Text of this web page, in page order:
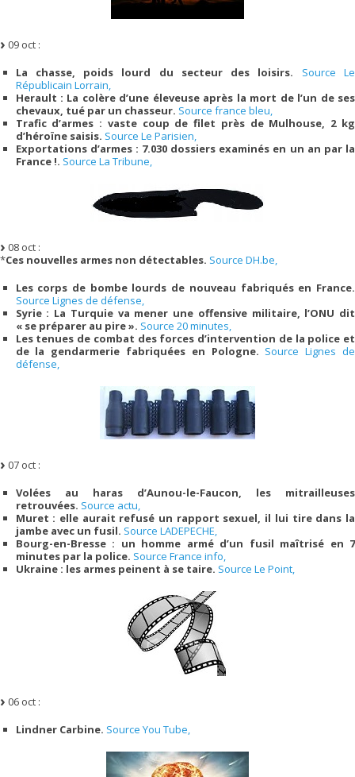
09 oct :
La chasse, poids lourd du secteur des loisirs. Source Le
Républicain Lorrain,
Herault : La colère d’une éleveuse après la mort de l’un de ses
chevaux, tué par un chasseur. Source france bleu,
Trafic d’armes : vaste coup de filet près de Mulhouse, 2 kg
d’héroïne saisis. Source Le Parisien,
Exportations d’armes : 7.030 dossiers examinés en un an par la
France !. Source La Tribune,
08 oct :
*Ces nouvelles armes non détectables. Source DH.be,
Les corps de bombe lourds de nouveau fabriqués en France.
Source Lignes de défense,
Syrie : La Turquie va mener une offensive militaire, l’ONU dit
« se préparer au pire ». Source 20 minutes,
Les tenues de combat des forces d’intervention de la police et
de la gendarmerie fabriquées en Pologne. Source Lignes de
défense,
07 oct :
Volées au haras d’Aunou-le-Faucon, les mitrailleuses
retrouvées. Source actu,
Muret : elle aurait refusé un rapport sexuel, il lui tire dans la
jambe avec un fusil. Source LADEPECHE,
Bourg-en-Bresse : un homme armé d’un fusil maîtrisé en 7
minutes par la police. Source France info,
Ukraine : les armes peinent à se taire. Source Le Point,
06 oct :
Lindner Carbine. Source You Tube,